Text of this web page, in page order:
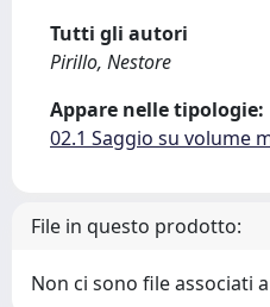
Tutti gli autori
Pirillo, Nestore
Appare nelle tipologie:
02.1 Saggio su volume
File in questo prodotto:
Non ci sono file associati